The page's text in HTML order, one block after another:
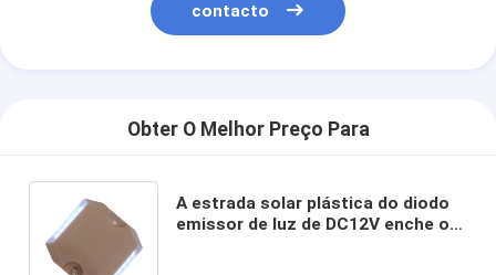
contacto
Obter O Melhor Preço Para
A estrada solar plástica do diodo
emissor de luz de DC12V enche o